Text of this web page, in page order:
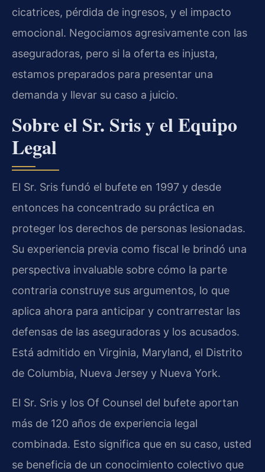
cicatrices, pérdida de ingresos, y el impacto
emocional. Negociamos agresivamente con las
aseguradoras, pero si la oferta es injusta,
estamos preparados para presentar una
demanda y llevar su caso a juicio.
Sobre el Sr. Sris y el Equipo
Legal
El Sr. Sris fundó el bufete en 1997 y desde
entonces ha concentrado su práctica en
proteger los derechos de personas lesionadas.
Su experiencia previa como fiscal le brindó una
perspectiva invaluable sobre cómo la parte
contraria construye sus argumentos, lo que
aplica ahora para anticipar y contrarrestar las
defensas de las aseguradoras y los acusados.
Está admitido en Virginia, Maryland, el Distrito
de Columbia, Nueva Jersey y Nueva York.
El Sr. Sris y los Of Counsel del bufete aportan
más de 120 años de experiencia legal
combinada. Esto significa que en su caso, usted
se beneficia de un conocimiento colectivo que